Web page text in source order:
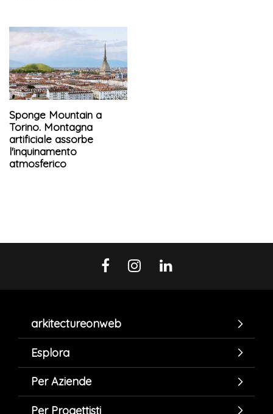
Sponge Mountain a
Torino. Montagna
artificiale assorbe
l'inquinamento
atmosferico
arkitectureonweb
Esplora
Per Aziende
Per Progettisti